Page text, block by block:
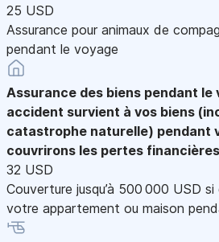
25 USD
Assurance pour animaux de
pendant le voyage
Assurance des biens pendant le
accident survient à vos biens
catastrophe naturelle) pendant
couvrirons les pertes financières
32 USD
Couverture jusqu’à 500 000 USD
votre appartement ou maison